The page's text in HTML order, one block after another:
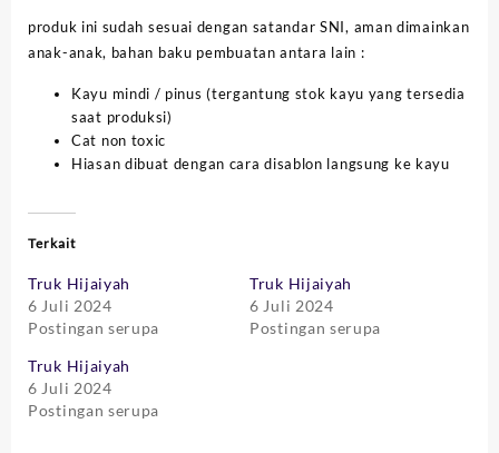
produk ini sudah sesuai dengan satandar SNI, aman dimainkan
anak-anak, bahan baku pembuatan antara lain :
Kayu mindi / pinus (tergantung stok kayu yang tersedia
saat produksi)
Cat non toxic
Hiasan dibuat dengan cara disablon langsung ke kayu
Terkait
Truk Hijaiyah
6 Juli 2024
Postingan serupa
Truk Hijaiyah
6 Juli 2024
Postingan serupa
Truk Hijaiyah
6 Juli 2024
Postingan serupa